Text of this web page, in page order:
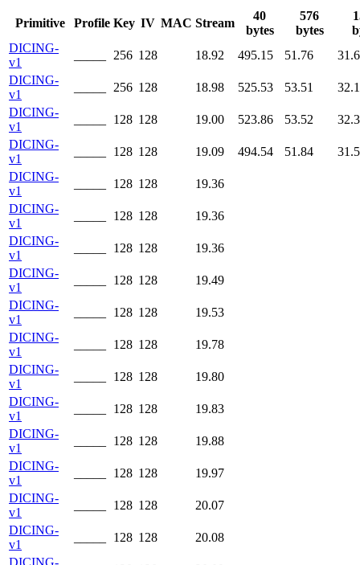
Primitive Profile Key IV MAC Stream
40
bytes
576
bytes
DICING-
v1
256 128 18.92 495.15 51.76
DICING-
v1
256 128 18.98 525.53 53.51
DICING-
v1
128 128 19.00 523.86 53.52
DICING-
v1
128 128 19.09 494.54 51.84
DICING-
v1
128 128
19.36
DICING-
v1
128 128
19.36
DICING-
v1
128 128
19.36
DICING-
v1
128 128
19.49
DICING-
v1
128 128
19.53
DICING-
v1
128 128
19.78
DICING-
v1
128 128
19.80
DICING-
v1
128 128
19.83
DICING-
v1
128 128
19.88
DICING-
v1
128 128
19.97
DICING-
v1
128 128
20.07
DICING-
v1
128 128
20.08
DICING-